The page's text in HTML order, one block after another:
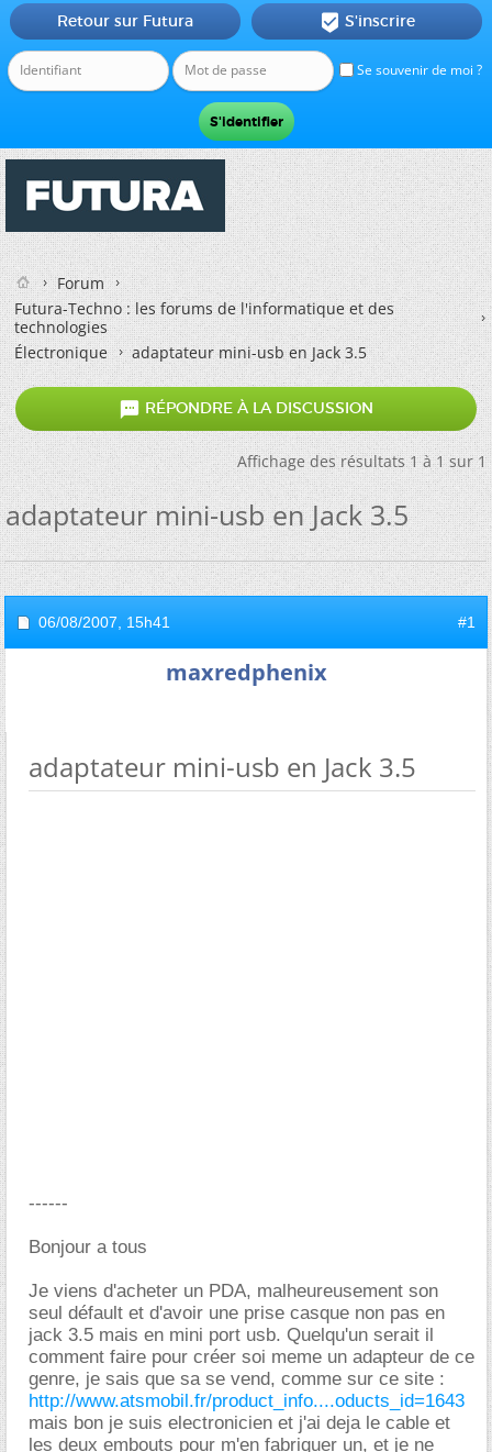
Se souvenir de moi ?
Retour sur Futura  S'inscrire
Forum
Futura-Techno : les forums de l'informatique et des
technologies
Électronique
adaptateur mini-usb en Jack 3.5
 RÉPONDRE À LA DISCUSSION
Affichage des résultats 1 à 1 sur 1
adaptateur mini-usb en Jack 3.5
06/08/2007, 15h41 #1
maxredphenix
adaptateur mini-usb en Jack 3.5
------
Bonjour a tous
Je viens d'acheter un PDA, malheureusement son
seul défault et d'avoir une prise casque non pas en
jack 3.5 mais en mini port usb. Quelqu'un serait il
comment faire pour créer soi meme un adapteur de ce
genre, je sais que sa se vend, comme sur ce site :
http://www.atsmobil.fr/product_info....oducts_id=1643
mais bon je suis electronicien et j'ai deja le cable et
les deux embouts pour m'en fabriquer un, et je ne